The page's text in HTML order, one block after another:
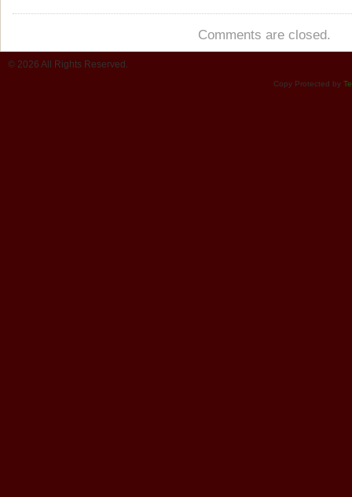
Comments are closed.
© 2026 All Rights Reserved.
Copy Protected by